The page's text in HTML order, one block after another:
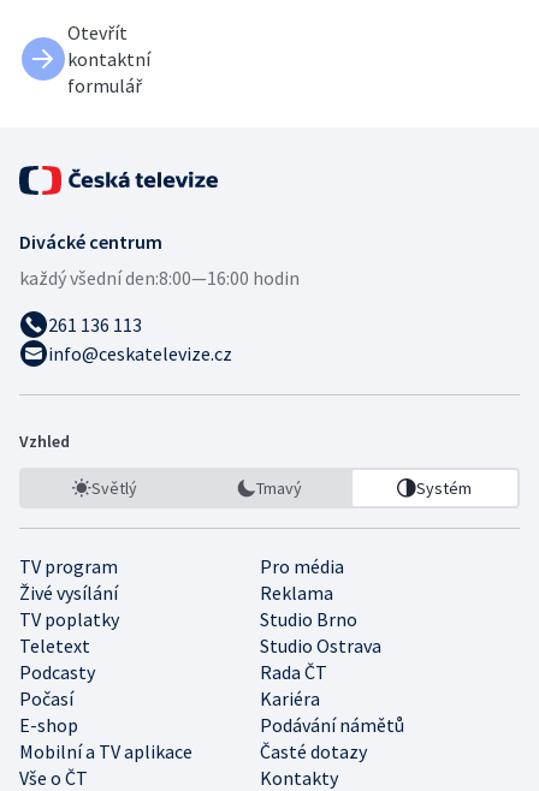
Otevřít
kontaktní
formulář
Divácké centrum
každý všední den:8:00—16:00 hodin
261 136 113
info@ceskatelevize.cz
Vzhled
Světlý Tmavý Systém
TV program
Pro média
Živé vysílání
Reklama
TV poplatky
Studio Brno
Teletext
Studio Ostrava
Podcasty
Rada ČT
Počasí
Kariéra
E-shop
Podávání námětů
Mobilní a TV aplikace
Časté dotazy
Vše o ČT
Kontakty